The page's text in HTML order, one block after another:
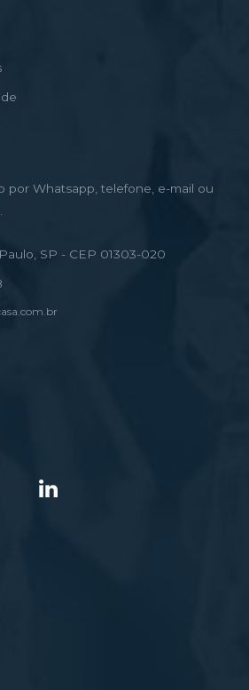
por Whatsapp, telefone, e-mail ou
SP - CEP 01303-020